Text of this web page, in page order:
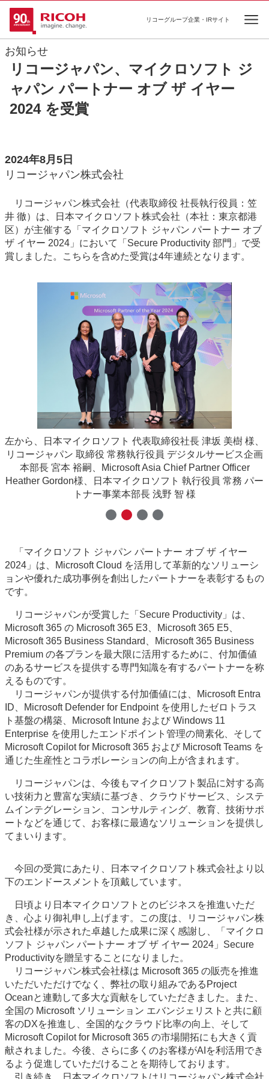
リコーグループ企業・IRサイト
お知らせ
リコージャパン、マイクロソフト ジ
ャパン パートナー オブ ザ イヤー
2024 を受賞
2024年8月5日
リコージャパン株式会社
リコージャパン株式会社（代表取締役 社長執行役員：笠
井 徹）は、日本マイクロソフト株式会社（本社：東京都港
区）が主催する「マイクロソフト ジャパン パートナー オブ
ザ イヤー 2024」において「Secure Productivity 部門」で受
賞しました。こちらを含めた受賞は4年連続となります。
左から、日本マイクロソフト 代表取締役社長 津坂 美樹 様、
リコージャパン 取締役 常務執行役員 デジタルサービス企画
本部長 宮本 裕嗣、Microsoft Asia Chief Partner Officer
Heather Gordon様、日本マイクロソフト 執行役員 常務 パー
トナー事業本部長 浅野 智 様
「マイクロソフト ジャパン パートナー オブ ザ イヤー
2024」は、Microsoft Cloud を活用して革新的なソリューシ
ョンや優れた成功事例を創出したパートナーを表彰するもの
です。
リコージャパンが受賞した「Secure Productivity」は、
Microsoft 365 の Microsoft 365 E3、Microsoft 365 E5、
Microsoft 365 Business Standard、Microsoft 365 Business
Premium の各プランを最大限に活用するために、付加価値
のあるサービスを提供する専門知識を有するパートナーを称
えるものです。
リコージャパンが提供する付加価値には、Microsoft Entra
ID、Microsoft Defender for Endpoint を使用したゼロトラス
ト基盤の構築、Microsoft Intune および Windows 11
Enterprise を使用したエンドポイント管理の簡素化、そして
Microsoft Copilot for Microsoft 365 および Microsoft Teams を
通じた生産性とコラボレーションの向上が含まれます。
リコージャパンは、今後もマイクロソフト製品に対する高
い技術力と豊富な実績に基づき、クラウドサービス、システ
ムインテグレーション、コンサルティング、教育、技術サポ
ートなどを通じて、お客様に最適なソリューションを提供し
てまいります。
今回の受賞にあたり、日本マイクロソフト株式会社より以
下のエンドースメントを頂戴しています。
日頃より日本マイクロソフトとのビジネスを推進いただ
き、心より御礼申し上げます。この度は、リコージャパン株
式会社様が示された卓越した成果に深く感謝し、「マイクロ
ソフト ジャパン パートナー オブ ザ イヤー 2024」Secure
Productivityを贈呈することになりました。
リコージャパン株式会社様は Microsoft 365 の販売を推進
いただいただけでなく、弊社の取り組みであるProject
Oceanと連動して多大な貢献をしていただきました。また、
全国の Microsoft ソリューション エバンジェリストと共に顧
客のDXを推進し、全国的なクラウド比率の向上、そして
Microsoft Copilot for Microsoft 365 の市場開拓にも大きく貢
献されました。今後、さらに多くのお客様がAIを利活用でき
るよう促進していただけることを期待しております。
引き続き、日本マイクロソフトはリコージャパン株式会社